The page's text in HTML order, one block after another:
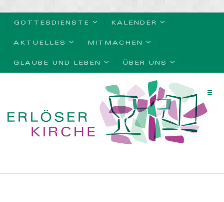
GOTTESDIENSTE KALENDER
AKTUELLES MITMACHEN
GLAUBE UND LEBEN ÜBER UNS